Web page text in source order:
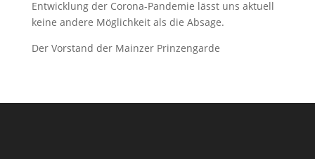
Entwicklung der Corona-Pandemie lässt uns aktuell
keine andere Möglichkeit als die Absage.
Der Vorstand der Mainzer Prinzengarde